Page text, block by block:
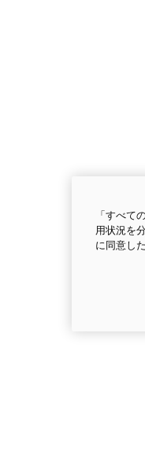
「すべて
用状況を
に同意し